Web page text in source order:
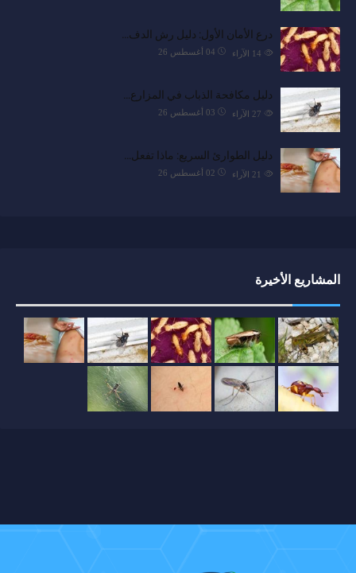
درع الأمان الأول: دليل رش الدف…
04 أغسطس 26 الآراء
دليل مكافحة الذباب في المزارع…
03 أغسطس 26 الآراء
دليل الطوارئ السريع: ماذا تفعل…
02 أغسطس 26 الآراء
المشاريع الأخيرة